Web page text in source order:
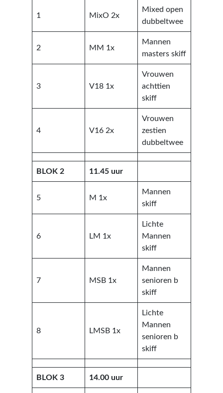
1 MixO 2x
Mixed open
dubbeltwee
2 MM 1x
Mannen
masters skiff
3 V18 1x
Vrouwen
achttien
skiff
4 V16 2x
Vrouwen
zestien
dubbeltwee
BLOK 2 11.45 uur
5 M 1x
Mannen
skiff
6 LM 1x
Lichte
Mannen
skiff
7 MSB 1x
Mannen
senioren b
skiff
8 LMSB 1x
Lichte
Mannen
senioren b
skiff
BLOK 3 14.00 uur